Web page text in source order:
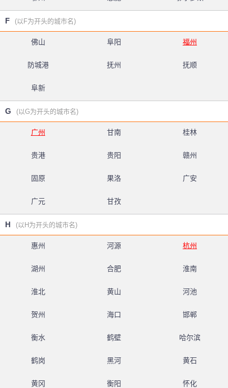
F (以F为开头的城市名)
佛山 阜阳 福州
防城港 抚州 抚顺
阜新
G (以G为开头的城市名)
广州 甘南 桂林
贵港 贵阳 赣州
固原 果洛 广安
广元 甘孜
H (以H为开头的城市名)
惠州 河源 杭州
湖州 合肥 淮南
淮北 黄山 河池
贺州 海口 邯郸
衡水 鹤壁 哈尔滨
鹤岗 黑河 黄石
黄冈 衡阳 怀化